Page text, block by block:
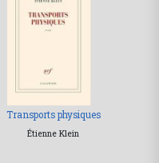
Transports physiques
Étienne Klein